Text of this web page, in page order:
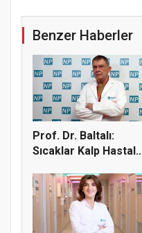
Benzer Haberler
Prof. Dr. Baltalı:
Sıcaklar Kalp